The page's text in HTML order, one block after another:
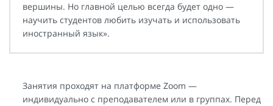
вершины. Но главной целью всегда будет одно —
научить студентов любить изучать и использовать
иностранный язык».
Занятия проходят на платформе Zoom —
индивидуально с преподавателем или в группах. Перед